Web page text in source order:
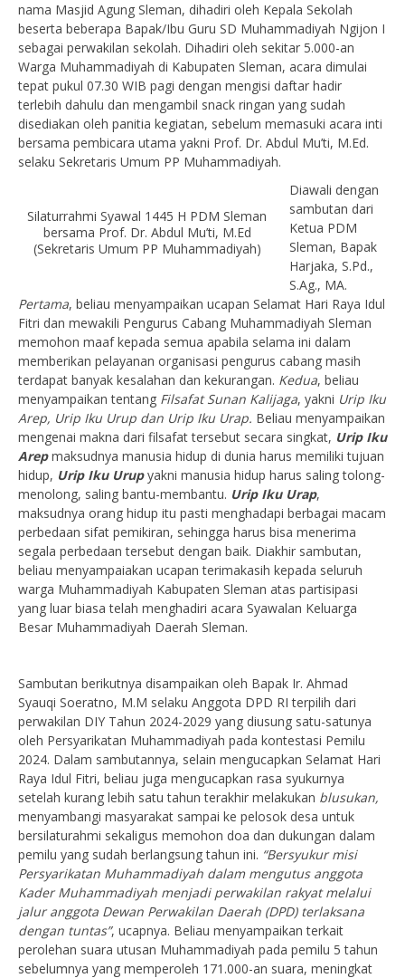
nama Masjid Agung Sleman, dihadiri oleh Kepala Sekolah
beserta beberapa Bapak/Ibu Guru SD Muhammadiyah Ngijon I
sebagai perwakilan sekolah. Dihadiri oleh sekitar 5.000-an
Warga Muhammadiyah di Kabupaten Sleman, acara dimulai
tepat pukul 07.30 WIB pagi dengan mengisi daftar hadir
terlebih dahulu dan mengambil snack ringan yang sudah
disediakan oleh panitia kegiatan, sebelum memasuki acara inti
bersama pembicara utama yakni Prof. Dr. Abdul Mu’ti, M.Ed.
selaku Sekretaris Umum PP Muhammadiyah.
Silaturrahmi Syawal 1445 H PDM Sleman
bersama Prof. Dr. Abdul Mu’ti, M.Ed
(Sekretaris Umum PP Muhammadiyah)
Diawali dengan
sambutan dari
Ketua PDM
Sleman, Bapak
Harjaka, S.Pd.,
S.Ag., MA.
Pertama, beliau menyampaikan ucapan Selamat Hari Raya Idul
Fitri dan mewakili Pengurus Cabang Muhammadiyah Sleman
memohon maaf kepada semua apabila selama ini dalam
memberikan pelayanan organisasi pengurus cabang masih
terdapat banyak kesalahan dan kekurangan. Kedua, beliau
menyampaikan tentang Filsafat Sunan Kalijaga, yakni Urip Iku
Arep, Urip Iku Urup dan Urip Iku Urap. Beliau menyampaikan
mengenai makna dari filsafat tersebut secara singkat, Urip Iku
Arepmaksudnya manusia hidup di dunia harus memiliki tujuan
hidup, Urip Iku Urupyakni manusia hidup harus saling tolong-
menolong, saling bantu-membantu. Urip Iku Urap,
maksudnya orang hidup itu pasti menghadapi berbagai macam
perbedaan sifat pemikiran, sehingga harus bisa menerima
segala perbedaan tersebut dengan baik. Diakhir sambutan,
beliau menyampaiakan ucapan terimakasih kepada seluruh
warga Muhammadiyah Kabupaten Sleman atas partisipasi
yang luar biasa telah menghadiri acara Syawalan Keluarga
Besar Muhammadiyah Daerah Sleman.
Sambutan berikutnya disampaikan oleh Bapak Ir. Ahmad
Syauqi Soeratno, M.M selaku Anggota DPD RI terpilih dari
perwakilan DIY Tahun 2024-2029 yang diusung satu-satunya
oleh Persyarikatan Muhammadiyah pada kontestasi Pemilu
2024. Dalam sambutannya, selain mengucapkan Selamat Hari
Raya Idul Fitri, beliau juga mengucapkan rasa syukurnya
setelah kurang lebih satu tahun terakhir melakukan blusukan,
menyambangi masyarakat sampai ke pelosok desa untuk
bersilaturahmi sekaligus memohon doa dan dukungan dalam
pemilu yang sudah berlangsung tahun ini. “Bersyukur misi
Persyarikatan Muhammadiyah dalam mengutus anggota
Kader Muhammadiyah menjadi perwakilan rakyat melalui
jalur anggota Dewan Perwakilan Daerah (DPD) terlaksana
dengan tuntas”, ucapnya. Beliau menyampaikan terkait
perolehan suara utusan Muhammadiyah pada pemilu 5 tahun
sebelumnya yang memperoleh 171.000-an suara, meningkat